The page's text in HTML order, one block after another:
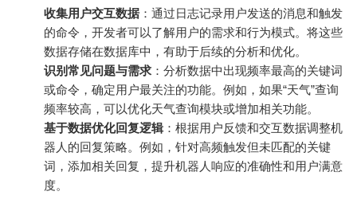
收集用户交互数据 ：通过日志记录用户发送的消息和触发
的命令，开发者可以了解用户的需求和行为模式。将这些
数据存储在数据库中，有助于后续的分析和优化。
识别常见问题与需求 ：分析数据中出现频率最高的关键词
或命令，确定用户最关注的功能。例如，如果“天气”查询
频率较高，可以优化天气查询模块或增加相关功能。
基于数据优化回复逻辑：根据用户反馈和交互数据调整机
器人的回复策略。例如，针对高频触发但未匹配的关键
词，添加相关回复，提升机器人响应的准确性和用户满意
度。